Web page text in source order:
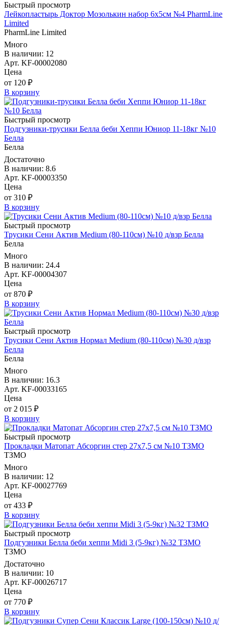
Быстрый просмотр
Лейкопластырь Доктор Мозолькин набор 6х5см №4 PharmLine
Limited
PharmLine Limited
Много
В наличии: 12
Арт. KF-00002080
Цена
от 120 ₽
В корзину
Быстрый просмотр
Подгузники-трусики Белла беби Хеппи Юниор 11-18кг №10
Белла
Белла
Достаточно
В наличии: 8.6
Арт. KF-00003350
Цена
от 310 ₽
В корзину
Быстрый просмотр
Трусики Сени Актив Medium (80-110см) №10 д/взр Белла
Белла
Много
В наличии: 24.4
Арт. KF-00004307
Цена
от 870 ₽
В корзину
Быстрый просмотр
Трусики Сени Актив Нормал Medium (80-110см) №30 д/взр
Белла
Белла
Много
В наличии: 16.3
Арт. KF-00033165
Цена
от 2 015 ₽
В корзину
Быстрый просмотр
Прокладки Матопат Абсоргин стер 27х7,5 см №10 ТЗМО
ТЗМО
Много
В наличии: 12
Арт. KF-00027769
Цена
от 433 ₽
В корзину
Быстрый просмотр
Подгузники Белла беби хеппи Midi 3 (5-9кг) №32 ТЗМО
ТЗМО
Достаточно
В наличии: 10
Арт. KF-00026717
Цена
от 770 ₽
В корзину